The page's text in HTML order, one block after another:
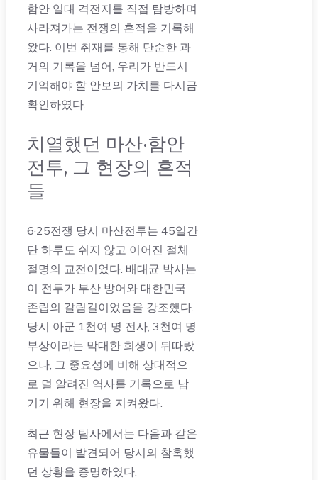
함안 일대 격전지를 직접 탐방하며
사라져가는 전쟁의 흔적을 기록해
왔다. 이번 취재를 통해 단순한 과
거의 기록을 넘어, 우리가 반드시
기억해야 할 안보의 가치를 다시금
확인하였다.
치열했던 마산·함안
전투, 그 현장의 흔적
들
6·25전쟁 당시 마산전투는 45일간
단 하루도 쉬지 않고 이어진 절체
절명의 교전이었다. 배대균 박사는
이 전투가 부산 방어와 대한민국
존립의 갈림길이었음을 강조했다.
당시 아군 1천여 명 전사, 3천여 명
부상이라는 막대한 희생이 뒤따랐
으나, 그 중요성에 비해 상대적으
로 덜 알려진 역사를 기록으로 남
기기 위해 현장을 지켜왔다.
최근 현장 탐사에서는 다음과 같은
유물들이 발견되어 당시의 참혹했
던 상황을 증명하였다.